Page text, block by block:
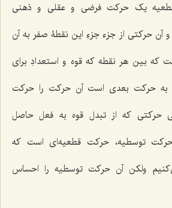
یک حرکت فرضی و عقلی و ذهنی
آن حرکتی از جزء جزءِ این نقطۀ صفر به آن
بین هر نقطه که قوه و استعدادِ برای
حرکت بعدی است آن حرکت را حرکت
حرکتی که از تبدل قوه به فعل حاصل
توسطیه، حرکت قطعیه‌ای است که
ولکن آن حرکت توسطیه را احساس